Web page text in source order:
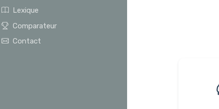
Lexique
Comparateur
Contact